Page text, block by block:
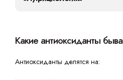
Какие антиоксиданты
Антиоксиданты делятся на: